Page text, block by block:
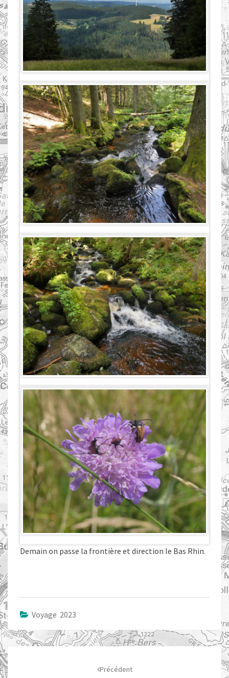
Demain on passe la frontière et direction le Bas Rhin.
Voyage 2023
Navigation
d'article
Précédent